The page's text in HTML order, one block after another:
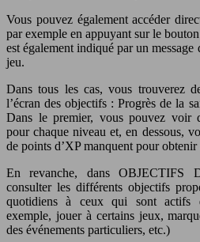
Vous pouvez également accéder
par exemple en appuyant sur le
est également indiqué par un
jeu.
Dans tous les cas, vous trouverez
l’écran des objectifs : Progrès de la
Dans le premier, vous pouvez voir
pour chaque niveau et, en dessous,
de points d’XP manquent pour obtenir
En revanche, dans OBJECTIFS
consulter les différents objectifs
quotidiens à ceux qui sont actifs
exemple, jouer à certains jeux,
des événements particuliers, etc.)